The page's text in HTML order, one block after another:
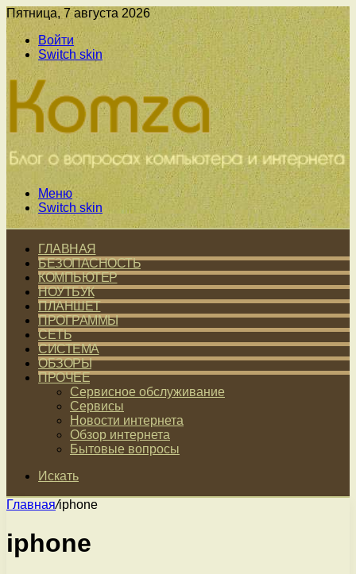
Пятница, 7 августа 2026
Войти
Switch skin
Меню
Switch skin
ГЛАВНАЯ
БЕЗОПАСНОСТЬ
КОМПЬЮТЕР
НОУТБУК
ПЛАНШЕТ
ПРОГРАММЫ
СЕТЬ
СИСТЕМА
ОБЗОРЫ
ПРОЧЕЕ
Сервисное обслуживание
Сервисы
Новости интернета
Обзор интернета
Бытовые вопросы
Искать
Главная/iphone
iphone